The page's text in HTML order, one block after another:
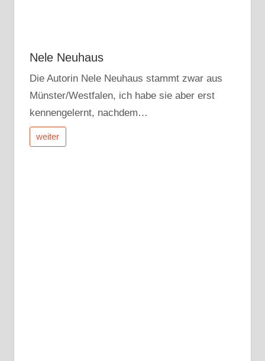
Nele Neuhaus
Die Autorin Nele Neuhaus stammt zwar aus
Münster/Westfalen, ich habe sie aber erst
kennengelernt, nachdem…
weiter